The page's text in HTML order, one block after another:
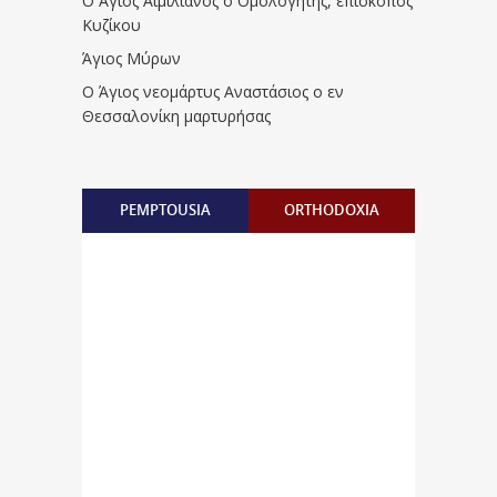
Κυζίκου
Άγιος Μύρων
Ο Άγιος νεομάρτυς Αναστάσιος ο εν
Θεσσαλονίκη μαρτυρήσας
PEMPTOUSIA ORTHODOXIA